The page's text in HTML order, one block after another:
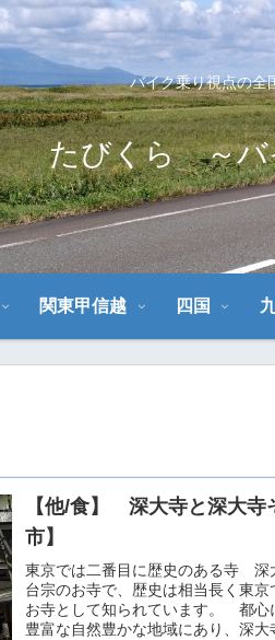
バイク乗り視点の全
たびくら ～バ
関東甲信越 四国
【他/食】 深大寺と深
市】
東京では二番目に歴史のある寺 深
台宗のお寺で、歴史は相当長く東
お寺として知られています。 都心
豊富な自然豊かな地域にあり、深大